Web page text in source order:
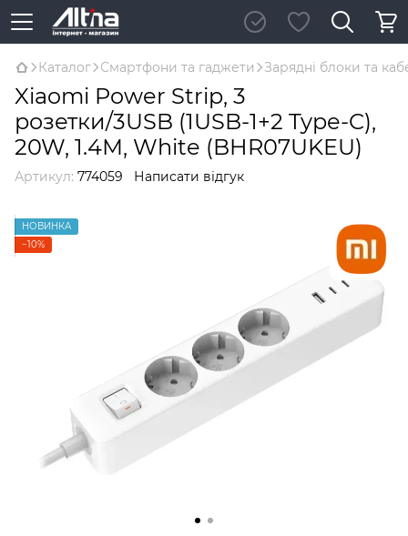
Каталог Смартфони та гаджети Зарядні блоки та
Xiaomi Power Strip, 3
розетки/3USB (1USB-1+2 Type-C),
20W, 1.4М, White (BHR07UKEU)
Артикул: 774059 Написати відгук
НОВИНКА
−10%